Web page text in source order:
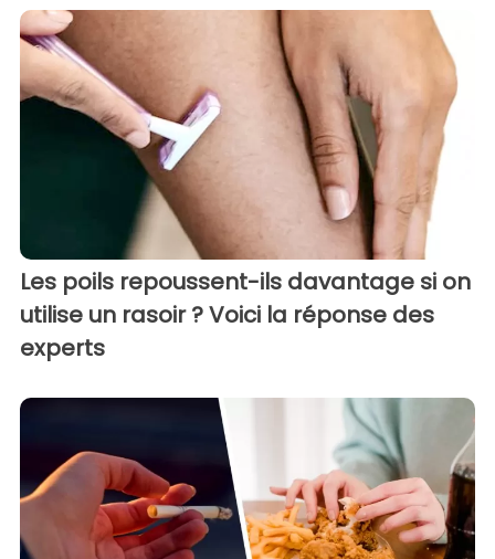
Les poils repoussent-ils davantage si on
utilise un rasoir ? Voici la réponse des
experts